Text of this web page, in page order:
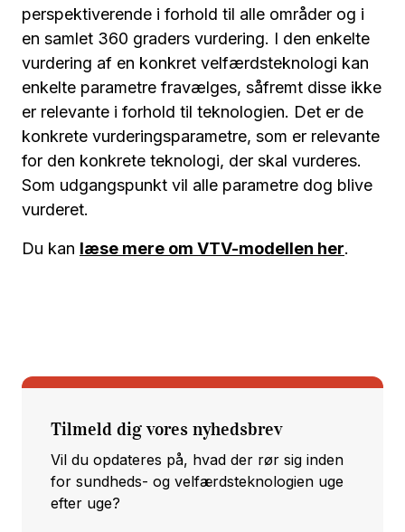
perspektiverende i forhold til alle områder og i
en samlet 360 graders vurdering. I den enkelte
vurdering af en konkret velfærdsteknologi kan
enkelte parametre fravælges, såfremt disse ikke
er relevante i forhold til teknologien. Det er de
konkrete vurderingsparametre, som er relevante
for den konkrete teknologi, der skal vurderes.
Som udgangspunkt vil alle parametre dog blive
vurderet.
Du kan læse mere om VTV-modellen her.
Tilmeld dig vores nyhedsbrev
Vil du opdateres på, hvad der rør sig inden
for sundheds- og velfærdsteknologien uge
efter uge?